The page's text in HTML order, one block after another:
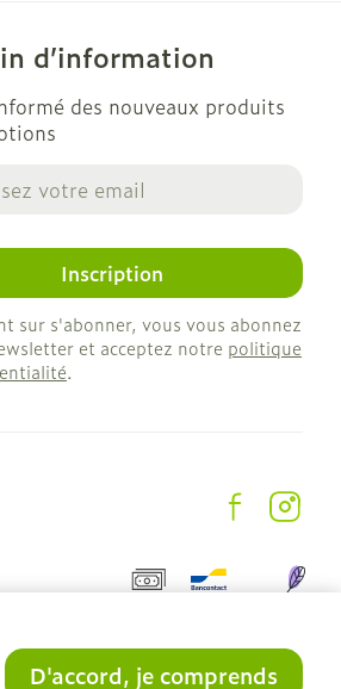
D'accord, je comprends
d’information
des nouveaux produits
Inscription
sur s'abonner, vous vous abonnez
et acceptez notre politique
.